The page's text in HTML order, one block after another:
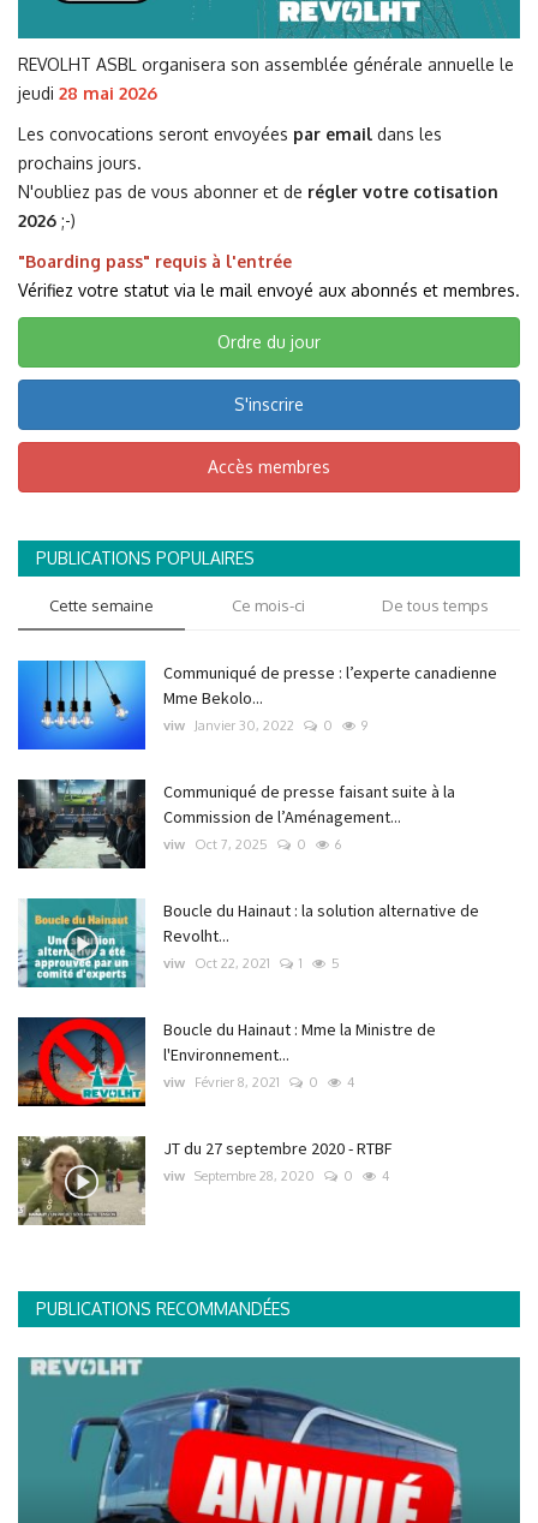
REVOLHT ASBL organisera son assemblée générale annuelle le
jeudi 28 mai 2026
Les convocations seront envoyées par email dans les
prochains jours.
N'oubliez pas de vous abonner et de régler votre cotisation
2026 ;-)
"Boarding pass" requis à l'entrée
Vérifiez votre statut via le mail envoyé aux abonnés et membres.
Ordre du jour
S'inscrire
Accès membres
PUBLICATIONS POPULAIRES
Cette semaine Ce mois-ci De tous temps
Communiqué de presse : l’experte canadienne
Mme Bekolo...
viw Janvier 30, 2022 0 9
Communiqué de presse faisant suite à la
Commission de l’Aménagement...
viw Oct 7, 2025 0 6
Boucle du Hainaut : la solution alternative de
Revolht...
viw Oct 22, 2021 1 5
Boucle du Hainaut : Mme la Ministre de
l'Environnement...
viw Février 8, 2021 0 4
JT du 27 septembre 2020 - RTBF
viw Septembre 28, 2020 0 4
PUBLICATIONS RECOMMANDÉES